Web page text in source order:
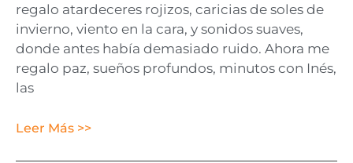
regalo atardeceres rojizos, caricias de soles de
invierno, viento en la cara, y sonidos suaves,
donde antes había demasiado ruido. Ahora me
regalo paz, sueños profundos, minutos con Inés,
las
Leer Más >>